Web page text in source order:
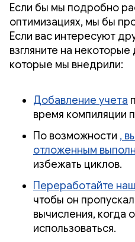
Если бы мы подробно
оптимизациях, мы бы
Если вас интересуют
взгляните на
которые мы внедрили:
Добавление учета
время компиляции
По возможности ,
отложенным
избежать циклов.
Переработайте
чтобы он
вычисления, когда
использоваться.